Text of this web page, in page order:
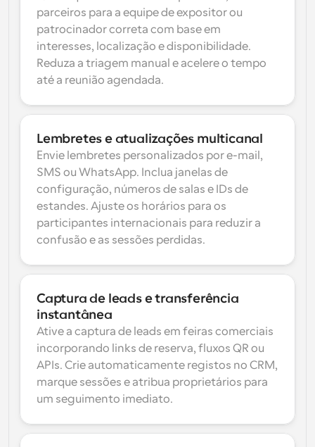
parceiros para a equipe de expositor ou
patrocinador correta com base em
interesses, localização e disponibilidade.
Reduza a triagem manual e acelere o tempo
até a reunião agendada.
Lembretes e atualizações multicanal
Envie lembretes personalizados por e-mail,
SMS ou WhatsApp. Inclua janelas de
configuração, números de salas e IDs de
estandes. Ajuste os horários para os
participantes internacionais para reduzir a
confusão e as sessões perdidas.
Captura de leads e transferência
instantânea
Ative a captura de leads em feiras comerciais
incorporando links de reserva, fluxos QR ou
APIs. Crie automaticamente registos no CRM,
marque sessões e atribua proprietários para
um seguimento imediato.